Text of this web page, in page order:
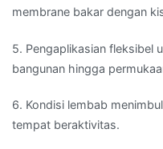
membrane bakar dengan
5. Pengaplikasian fleksibel
bangunan hingga
6. Kondisi lembab
tempat beraktivitas.